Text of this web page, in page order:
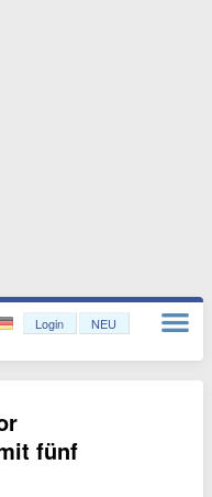
Login NEU
fünf